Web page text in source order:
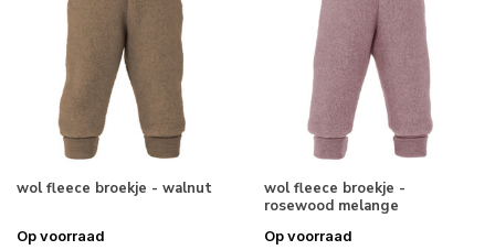
wol fleece broekje - walnut
Op voorraad
wol fleece broekje -
rosewood melange
Op voorraad